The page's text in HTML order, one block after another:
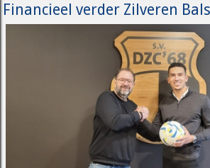
Financieel verder Zilveren